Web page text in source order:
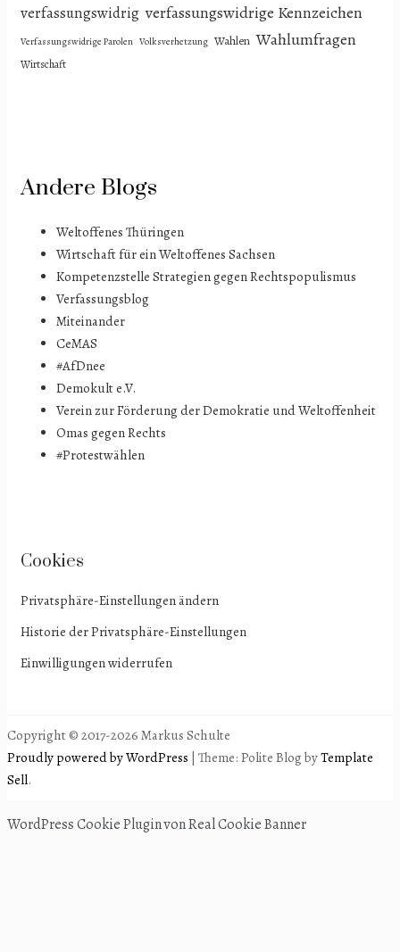
verfassungswidrig verfassungswidrige Kennzeichen
Verfassungswidrige Parolen Volksverhetzung Wahlen Wahlumfragen
Wirtschaft
Andere Blogs
Weltoffenes Thüringen
Wirtschaft für ein Weltoffenes Sachsen
Kompetenzstelle Strategien gegen Rechtspopulismus
Verfassungsblog
Miteinander
CeMAS
#AfDnee
Demokult e.V.
Verein zur Förderung der Demokratie und Weltoffenheit
Omas gegen Rechts
#Protestwählen
Cookies
Privatsphäre-Einstellungen ändern
Historie der Privatsphäre-Einstellungen
Einwilligungen widerrufen
Copyright © 2017-2026 Markus Schulte
Proudly powered by WordPress | Theme: Polite Blog byTemplate
Sell.
WordPress Cookie Plugin von Real Cookie Banner